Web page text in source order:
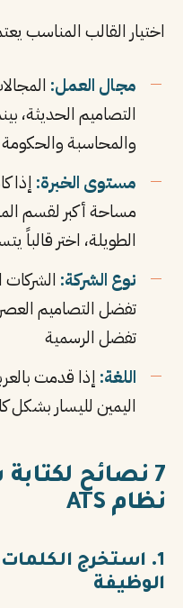
اختيار القالب المناسب
مجال العمل:
التصاميم الحديثة،
والمحاسبة
مستوى الخبرة: إذا
مساحة أكبر لقسم
الطويلة، اختر قالباً
نوع الشركة:
تفضل التصاميم
تفضل الرسمية
اللغة: إذا قدمت
اليمين لليسار بشكل
7 نصائح
نظام ATS
1. استخرج
الوظيفة